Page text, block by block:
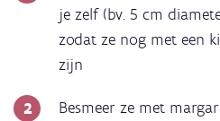
je zelf (bv. 5 cm
zodat ze nog met een
zijn
Besmeer ze met